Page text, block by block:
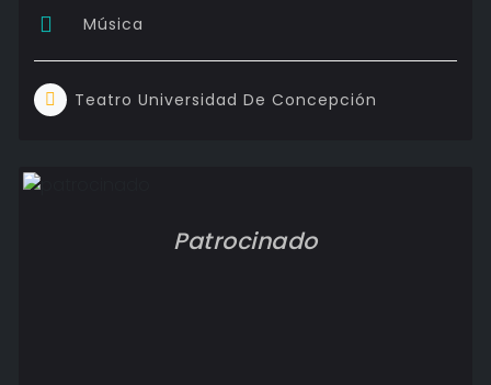
Música
Teatro Universidad De Concepción
Patrocinado